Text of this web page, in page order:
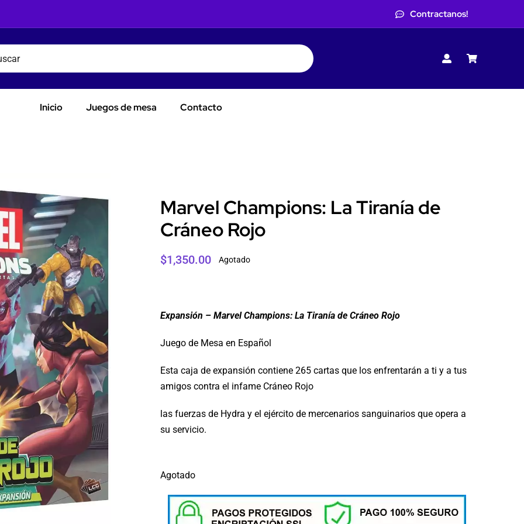
Contractanos!
Inicio Juegos de mesa Contacto
Marvel Champions: La Tiranía de
Cráneo Rojo
$1,350.00 Agotado
Expansión – Marvel Champions: La Tiranía de Cráneo Rojo
Juego de Mesa en Español
Esta caja de expansión contiene 265 cartas que los enfrentarán a ti y a tus
amigos contra el infame Cráneo Rojo
las fuerzas de Hydra y el ejército de mercenarios sanguinarios que opera a
su servicio.
Agotado